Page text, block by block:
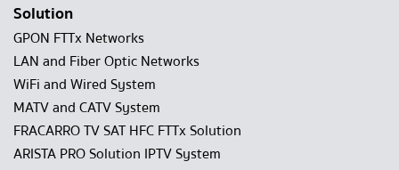
Solution
GPON FTTx Networks
LAN and Fiber Optic Networks
WiFi and Wired System
MATV and CATV System
FRACARRO TV SAT HFC FTTx Solution
ARISTA PRO Solution IPTV System